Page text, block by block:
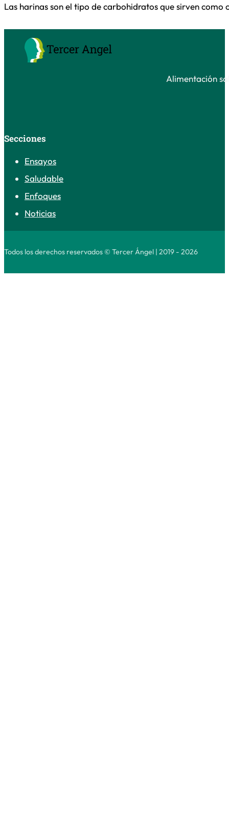
Las harinas son el tipo de carbohidratos que sirven
Alimentación
Secciones
Ensayos
Saludable
Enfoques
Noticias
Todos los derechos reservados © Tercer Ángel | 2019 - 2026